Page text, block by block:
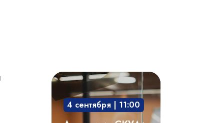
Академия
СКУД:
мобильный
доступ,
4 сентября | 11:00